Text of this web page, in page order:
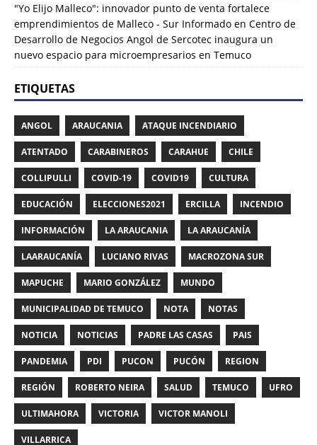
"Yo Elijo Malleco": innovador punto de venta fortalece
emprendimientos de Malleco - Sur Informado en Centro de
Desarrollo de Negocios Angol de Sercotec inaugura un
nuevo espacio para microempresarios en Temuco
ETIQUETAS
ANGOL ARAUCANIA ATAQUE INCENDIARIO
ATENTADO CARABINEROS CARAHUE CHILE
COLLIPULLI COVID-19 COVID19 CULTURA
EDUCACIÓN ELECCIONES2021 ERCILLA INCENDIO
INFORMACIÓN LA ARAUCANIA LA ARAUCANÍA
LAARAUCANÍA LUCIANO RIVAS MACROZONA SUR
MAPUCHE MARIO GONZÁLEZ MUNDO
MUNICIPALIDAD DE TEMUCO NOTA NOTAS
NOTICIA NOTICIAS PADRE LAS CASAS PAIS
PANDEMIA PDI PUCON PUCÓN REGION
REGIÓN ROBERTO NEIRA SALUD TEMUCO UFRO
ULTIMAHORA VICTORIA VICTOR MANOLI
VILLARRICA